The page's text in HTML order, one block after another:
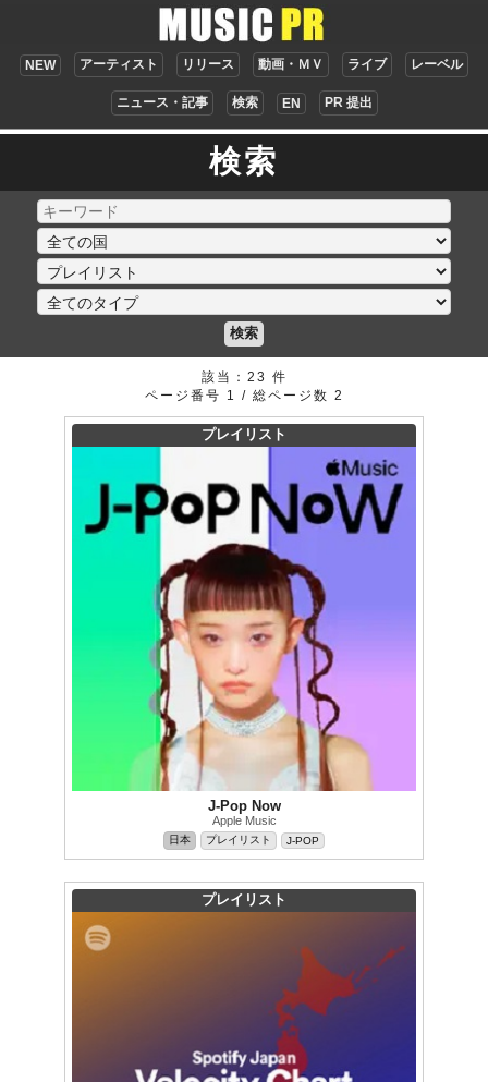
NEW アーティスト リリース 動画・ＭＶ ライブ レーベル
ニュース・記事 検索 EN PR 提出
検索
検索
該当：23 件
ページ番号 1 / 総ページ数 2
プレイリスト
J-Pop Now
Apple Music
日本 プレイリスト J-POP
プレイリスト